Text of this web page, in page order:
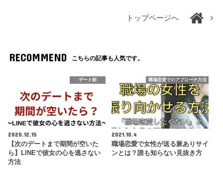
トップページへ
RECOMMEND こちらの記事も人気です。
デート術
2020.12.15
【次のデートまで期間が空いた
ら】LINEで彼女の心を逃さない
方法
職場恋愛でのアプローチ方法
2021.10.4
職場恋愛で女性が送る脈ありサイ
ンとは？誰も知らない見抜き方